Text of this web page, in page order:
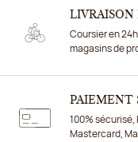
LIVRAISON
Coursier en
magasins de
PAIEMENT
100% sécurisé,
Mastercard,